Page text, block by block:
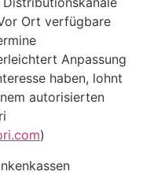
Ort verfügbare
Anpassung
haben, lohnt
autorisierten
)